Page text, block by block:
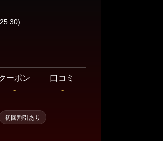
ーポン
-
口コミ
-
初回割引あり